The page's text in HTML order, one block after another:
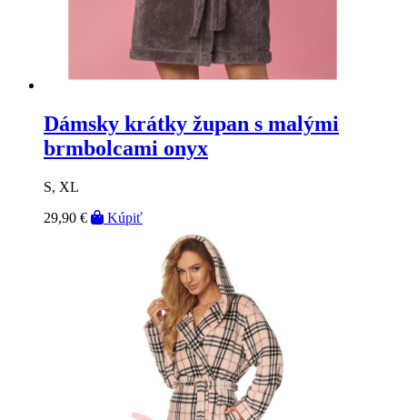
Dámsky krátky župan s malými
brmbolcami onyx
S, XL
29,90 €
Kúpiť